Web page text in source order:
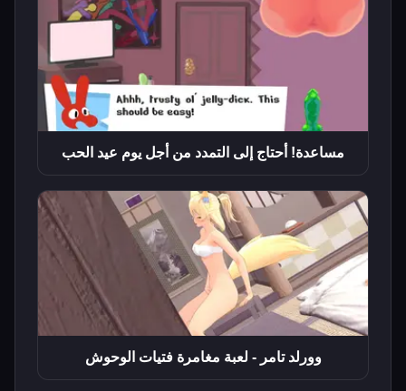
مساعدة! أحتاج إلى التمدد من أجل يوم عيد الحب
وورلد تامر - لعبة مغامرة فتيات الوحوش